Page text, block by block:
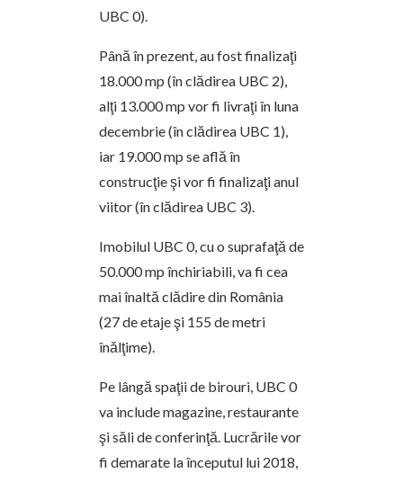
UBC 0).
Până în prezent, au fost finalizaţi
18.000 mp (în clădirea UBC 2),
alţi 13.000 mp vor fi livraţi în luna
decembrie (în clădirea UBC 1),
iar 19.000 mp se află în
construcţie şi vor fi finalizaţi anul
viitor (în clădirea UBC 3).
Imobilul UBC 0, cu o suprafaţă de
50.000 mp închiriabili, va fi cea
mai înaltă clădire din România
(27 de etaje şi 155 de metri
înălţime).
Pe lângă spaţii de birouri, UBC 0
va include magazine, restaurante
şi săli de conferinţă. Lucrările vor
fi demarate la începutul lui 2018,